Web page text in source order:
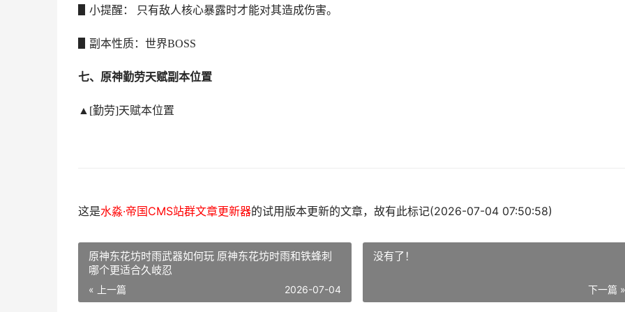
▋小提醒： 只有敌人核心暴露时才能对其造成伤害。
▋副本性质：世界BOSS
七、原神勤劳天赋副本位置
▲[勤劳]天赋本位置
这是水淼·帝国CMS站群文章更新器的试用版本更新的文章，故有此标记(2026-07-04 07:50:58)
原神东花坊时雨武器如何玩 原神东花坊时雨和铁蜂刺
哪个更适合久岐忍
« 上一篇 2026-07-04
没有了！
下一篇 »